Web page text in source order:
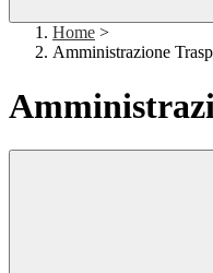
Home >
Amministrazione